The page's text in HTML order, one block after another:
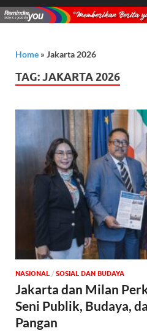
Home » Jakarta 2026
TAG:JAKARTA 2026
NASIONAL / SOSIAL DAN BUDAYA
Jakarta dan Milan
Seni Publik, Budaya,
Pangan